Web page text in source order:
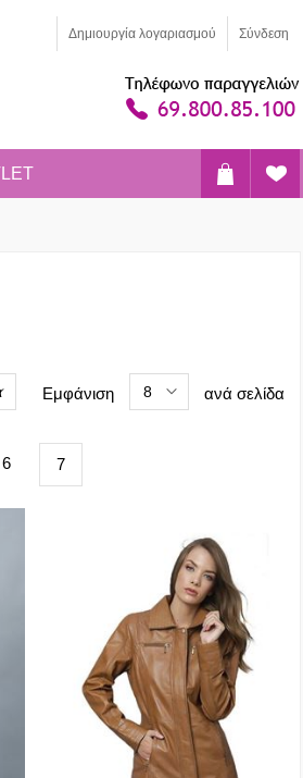
Δημιoυργία λογαριασμού Σύνδεση
Εμφάνιση 8 ανά σελίδα
6 7